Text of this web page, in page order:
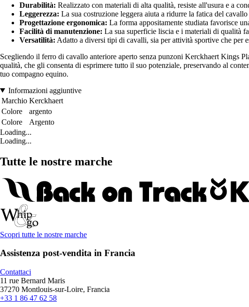
Durabilità: Realizzato con materiali di alta qualità, resiste all'usura e a
Leggerezza: La sua costruzione leggera aiuta a ridurre la fatica del
Progettazione ergonomica: La forma appositamente studiata favorisce
Facilità di manutenzione: La sua superficie liscia e i materiali di qualità
Versatilità: Adatto a diversi tipi di cavalli, sia per attività sportive che per
Scegliendo il ferro di cavallo anteriore aperto senza punzoni Kerckhaert Kings
qualità, che gli consenta di esprimere tutto il suo potenziale, preservando al
tuo compagno equino.
Informazioni aggiuntive
Marchio Kerckhaert
Colore
argento
Colore
Argento
Loading...
Loading...
Tutte le nostre marche
Scopri tutte le nostre marche
Assistenza post-vendita in Francia
Contattaci
11 rue Bernard Maris
37270 Montlouis-sur-Loire, Francia
+33 1 86 47 62 58